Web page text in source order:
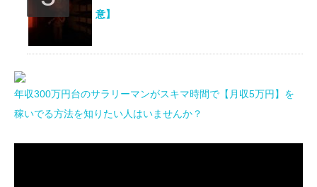
意】
年収300万円台のサラリーマンがスキマ時間で【月収5万円】を
稼いでる方法を知りたい人はいませんか？